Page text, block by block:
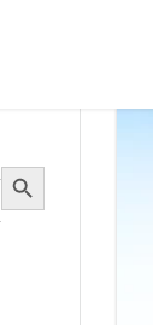
Search Button